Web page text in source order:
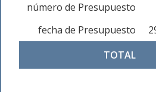
número de Presupuesto
fecha de Presupuesto
TOTAL